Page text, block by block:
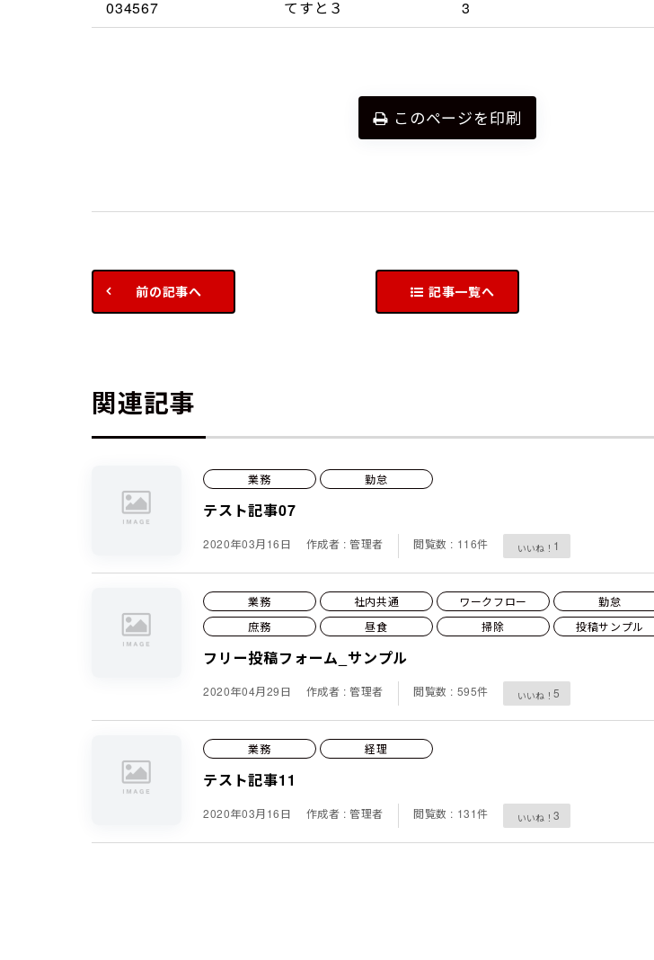
034567 てすと３ 3
このページを印刷
前の記事へ 記事一覧へ
関連記事
業務 勤怠
テスト記事07
2020年03月16日 作成者 : 管理者 閲覧数 : 116件 1
業務 社内共通 ワークフロー 勤怠
庶務
昼食 掃除 投稿サンプル
フリー投稿フォーム_サンプル
2020年04月29日 作成者 : 管理者 閲覧数 : 595件 5
業務 経理
テスト記事11
2020年03月16日 作成者 : 管理者 閲覧数 : 131件 3